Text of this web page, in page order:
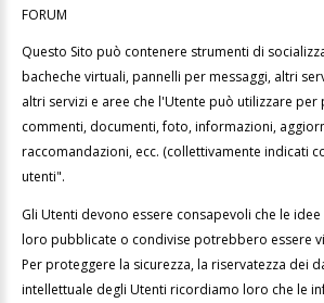
FORUM
Questo Sito può contenere strumenti di
bacheche virtuali, pannelli per messaggi, altri
altri servizi e aree che l'Utente può utilizzare per
commenti, documenti, foto, informazioni,
raccomandazioni, ecc. (collettivamente indicati
utenti".
Gli Utenti devono essere consapevoli che le
loro pubblicate o condivise potrebbero essere
Per proteggere la sicurezza, la riservatezza dei
intellettuale degli Utenti ricordiamo loro che le